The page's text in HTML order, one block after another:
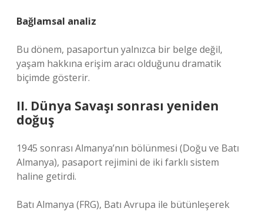
Bağlamsal analiz
Bu dönem, pasaportun yalnızca bir belge değil,
yaşam hakkına erişim aracı olduğunu dramatik
biçimde gösterir.
II. Dünya Savaşı sonrası yeniden
doğuş
1945 sonrası Almanya’nın bölünmesi (Doğu ve Batı
Almanya), pasaport rejimini de iki farklı sistem
haline getirdi.
Batı Almanya (FRG), Batı Avrupa ile bütünleşerek